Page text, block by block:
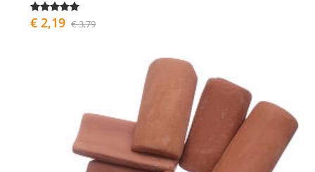
€ 2,19 € 3,79